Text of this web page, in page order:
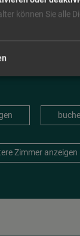
Zimmer anzeigen
können Sie alle